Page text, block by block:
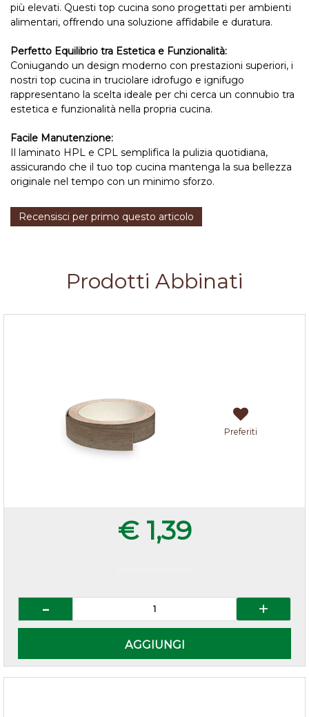
più elevati. Questi top cucina sono progettati per ambienti
alimentari, offrendo una soluzione affidabile e duratura.
Perfetto Equilibrio tra Estetica e Funzionalità:
Coniugando un design moderno con prestazioni superiori, i
nostri top cucina in truciolare idrofugo e ignifugo
rappresentano la scelta ideale per chi cerca un connubio tra
estetica e funzionalità nella propria cucina.
Facile Manutenzione:
Il laminato HPL e CPL semplifica la pulizia quotidiana,
assicurando che il tuo top cucina mantenga la sua bellezza
originale nel tempo con un minimo sforzo.
Recensisci per primo questo articolo
Prodotti Abbinati
Preferiti
€ 1,39
AGGIUNGI